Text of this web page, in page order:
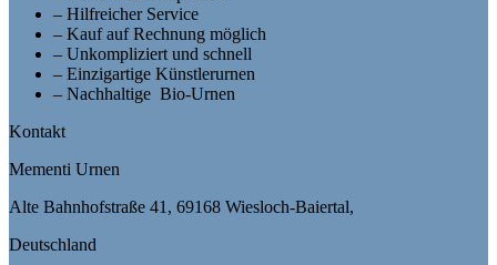
– Hilfreicher Service
– Kauf auf Rechnung möglich
– Unkompliziert und schnell
– Einzigartige Künstlerurnen
– Nachhaltige Bio-Urnen
Kontakt
Mementi Urnen
Alte Bahnhofstraße 41, 69168 Wiesloch-Baiertal,
Deutschland